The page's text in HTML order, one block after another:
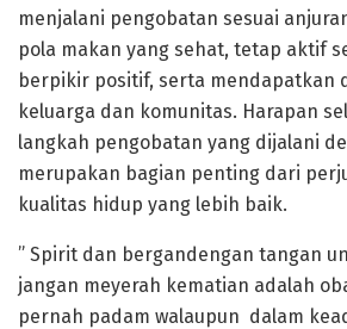
menjalani pengobatan sesuai
pola makan yang sehat, tetap aktif
berpikir positif, serta mendapatkan
keluarga dan komunitas. Harapan
langkah pengobatan yang dijalani
merupakan bagian penting dari
kualitas hidup yang lebih baik.
” Spirit dan bergandengan tangan
jangan meyerah kematian adalah
pernah padam walaupun dalam